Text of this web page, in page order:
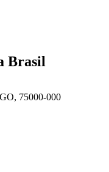
Brasil
75000-000